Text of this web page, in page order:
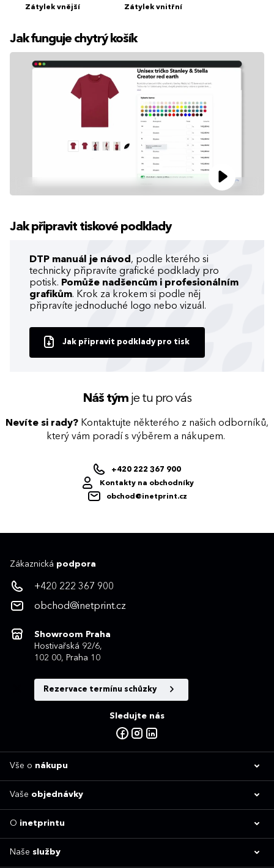
Zátylek vnější Zátylek vnitřní
Jak funguje chytrý košík
Jak připravit tiskové podklady
DTP manuál je návod , podle kterého si
technicky připravíte grafické podklady pro
potisk. Pomůže nadšencům i profesionálním
grafikům. Krok za krokem si podle něj
připravíte jednoduché logo nebo vizuál.
Jak připravit podklady pro tisk
Náš týmje tu pro vás
Nevíte si rady? Kontaktujte některého z našich odborníků,
který vám poradí s výběrem a nákupem.
+420 222 367 900
Kontakty na obchodníky
obchod@inetprint.cz
Zákaznická podpora
+420 222 367 900
obchod@inetprint.cz
Showroom Praha
Hostivařská 92/6,
102 00, Praha 10
Rezervace termínu schůzky
Sledujte nás
Vše o nákupu
Vaše objednávky
O inetprintu
Naše služby